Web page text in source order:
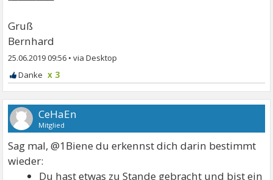
Gruß
Bernhard
25.06.2019 09:56 •
x 3
CeHaEn
Mitglied
Sag mal, @1Biene du erkennst dich darin bestimmt
wieder:
Du hast etwas zu Stande gebracht und bist ein